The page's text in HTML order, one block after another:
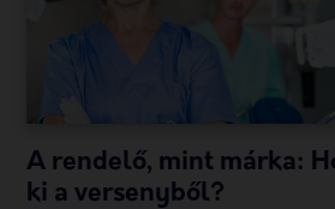
A rendelő, mint márka:
ki a versenyből?